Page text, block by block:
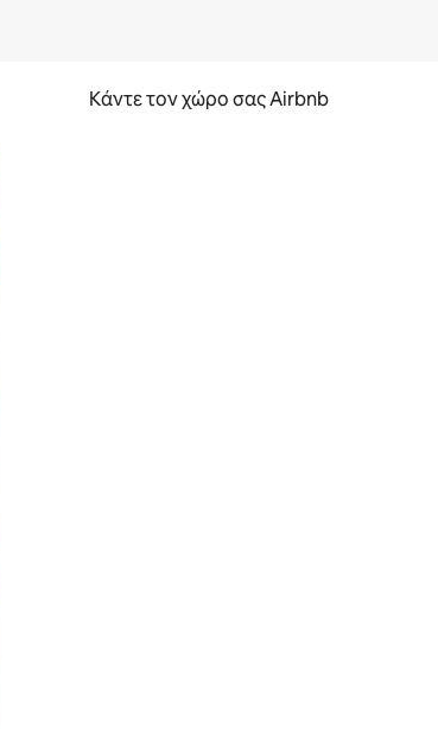
Κάντε τον χώρο σας Airbnb
με την αφή ή να τη σύρετε με τα δάχτυλα.